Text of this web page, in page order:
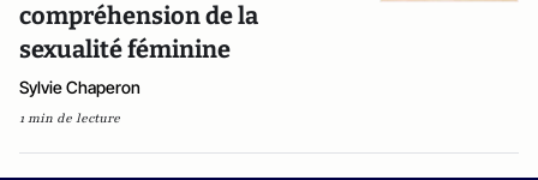
compréhension de la
sexualité féminine
Sylvie Chaperon
1 min de lecture